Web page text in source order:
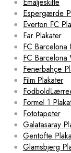
Espergærde
Everton FC
Far Plakater
FC Barcelona
FC Barcelona
Fenerbahçe
Film Plakater
Formel 1
Fototapeter
Galatasaray
Gentofte
Glamsbjerg